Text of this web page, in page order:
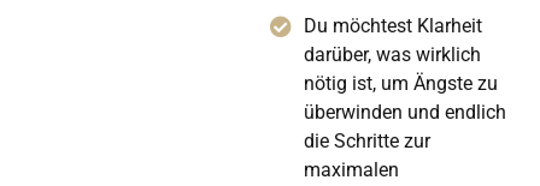
Du möchtest Klarheit
darüber, was wirklich
nötig ist, um Ängste zu
überwinden und endlich
die Schritte zur
maximalen